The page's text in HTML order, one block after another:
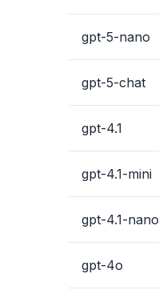
gpt-5-nano
gpt-5-chat
gpt-4.1
gpt-4.1-mini
gpt-4.1-nano
gpt-4o